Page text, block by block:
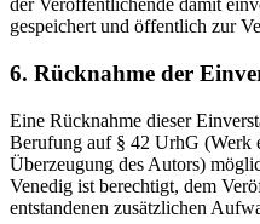
der Veröffentlichende damit
gespeichert und öffentlich zur
6. Rücknahme der
Eine Rücknahme dieser
Berufung auf § 42 UrhG (Werk
Überzeugung des Autors)
Venedig ist berechtigt, dem
entstandenen zusätzlichen